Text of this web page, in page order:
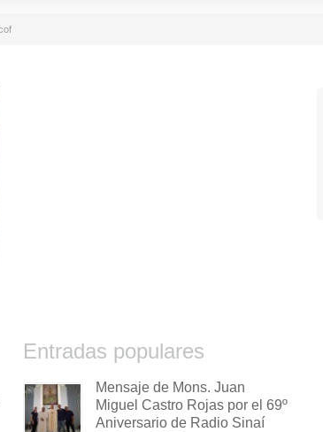
Entradas populares
Mensaje de Mons. Juan
Miguel Castro Rojas por el 69º
Aniversario de Radio Sinaí